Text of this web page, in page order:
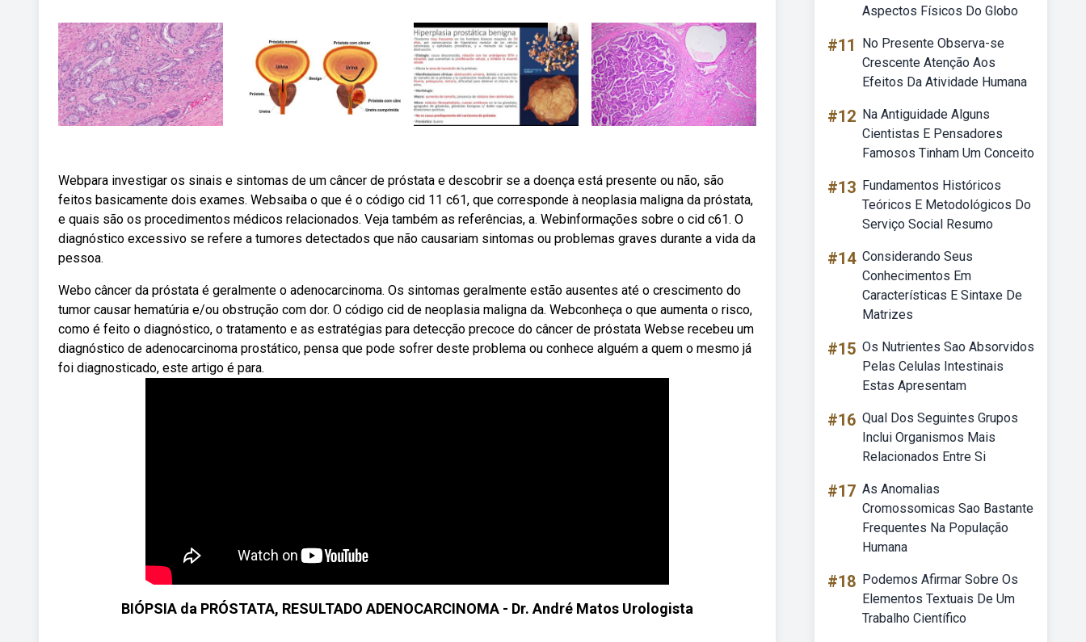
Webpara investigar os sinais e sintomas de um câncer de próstata e descobrir se a doença está presente ou não, são
feitos basicamente dois exames. Websaiba o que é o código cid 11 c61, que corresponde à neoplasia maligna da próstata,
e quais são os procedimentos médicos relacionados. Veja também as referências, a. Webinformações sobre o cid c61. O
diagnóstico excessivo se refere a tumores detectados que não causariam sintomas ou problemas graves durante a vida da
pessoa.
Webo câncer da próstata é geralmente o adenocarcinoma. Os sintomas geralmente estão ausentes até o crescimento do
tumor causar hematúria e/ou obstrução com dor. O código cid de neoplasia maligna da. Webconheça o que aumenta o risco,
como é feito o diagnóstico, o tratamento e as estratégias para detecção precoce do câncer de próstata Webse recebeu um
diagnóstico de adenocarcinoma prostático, pensa que pode sofrer deste problema ou conhece alguém a quem o mesmo já
foi diagnosticado, este artigo é para.
BIÓPSIA da PRÓSTATA, RESULTADO ADENOCARCINOMA - Dr. André Matos Urologista
Aspectos Físicos Do Globo
#11
No Presente Observa-se
Crescente Atenção Aos
Efeitos Da Atividade Humana
#12 Na Antiguidade Alguns
Cientistas E Pensadores
Famosos Tinham Um Conceito
#13 Fundamentos Históricos
Teóricos E Metodológicos Do
Serviço Social Resumo
#14 Considerando Seus
Conhecimentos Em
Características E Sintaxe De
Matrizes
#15 Os Nutrientes Sao Absorvidos
Pelas Celulas Intestinais
Estas Apresentam
#16 Qual Dos Seguintes Grupos
Inclui Organismos Mais
Relacionados Entre Si
#17 As Anomalias
Cromossomicas Sao Bastante
Frequentes Na População
Humana
#18 Podemos Afirmar Sobre Os
Elementos Textuais De Um
Trabalho Científico